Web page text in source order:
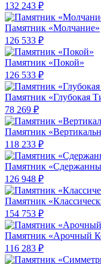
132 243 ₽
Памятник «Молчание»
126 533 ₽
Памятник «Покой»
126 533 ₽
Памятник «Глубокая
78 269 ₽
Памятник
118 233 ₽
Памятник
126 948 ₽
Памятник
154 753 ₽
Памятник «Арочный
116 283 ₽